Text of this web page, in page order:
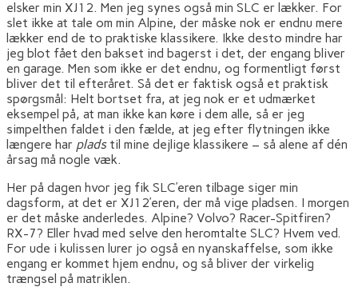
elsker min XJ12. Men jeg synes også min SLC er lækker. For
slet ikke at tale om min Alpine, der måske nok er endnu mere
lækker end de to praktiske klassikere. Ikke desto mindre har
jeg blot fået den bakset ind bagerst i det, der engang bliver
en garage. Men som ikke er det endnu, og formentligt først
bliver det til efteråret. Så det er faktisk også et praktisk
spørgsmål: Helt bortset fra, at jeg nok er et udmærket
eksempel på, at man ikke kan køre i dem alle, så er jeg
simpelthen faldet i den fælde, at jeg efter flytningen ikke
længere har pladstil mine dejlige klassikere – så alene af dén
årsag må nogle væk.
Her på dagen hvor jeg fik SLC’eren tilbage siger min
dagsform, at det er XJ12’eren, der må vige pladsen. I morgen
er det måske anderledes. Alpine? Volvo? Racer-Spitfiren?
RX-7? Eller hvad med selve den heromtalte SLC? Hvem ved.
For ude i kulissen lurer jo også en nyanskaffelse, som ikke
engang er kommet hjem endnu, og så bliver der virkelig
trængsel på matriklen.